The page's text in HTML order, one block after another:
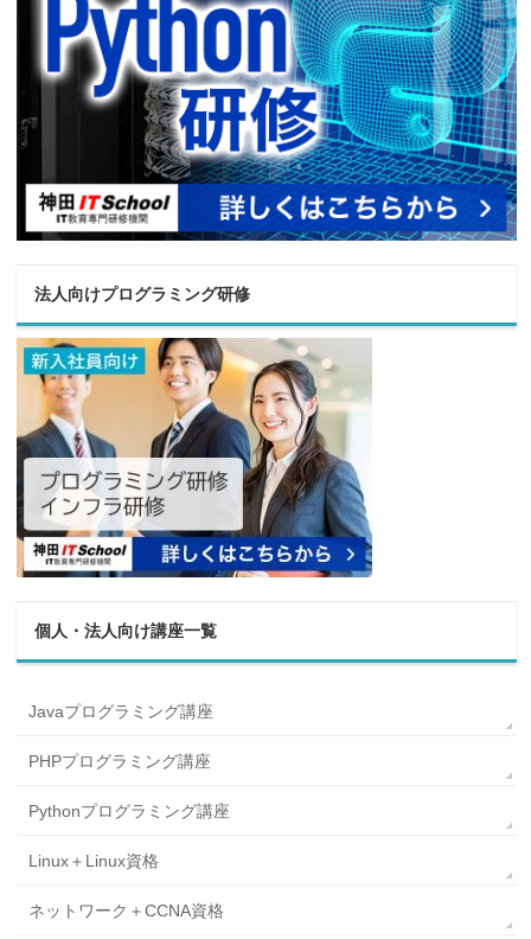
法人向けプログラミング研修
個人・法人向け講座一覧
Javaプログラミング講座
PHPプログラミング講座
Pythonプログラミング講座
Linux＋Linux資格
ネットワーク＋CCNA資格